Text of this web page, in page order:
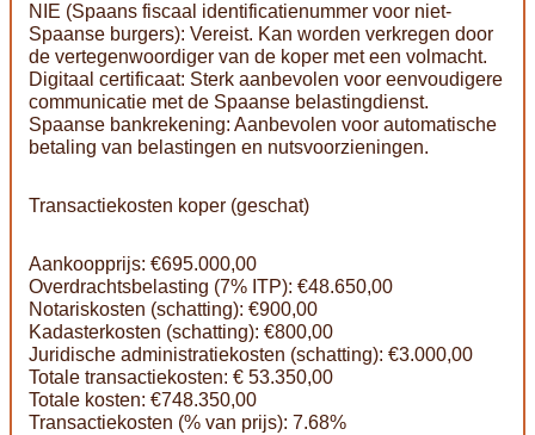
NIE (Spaans fiscaal identificatienummer voor niet-
Spaanse burgers): Vereist. Kan worden verkregen door
de vertegenwoordiger van de koper met een volmacht.
Digitaal certificaat: Sterk aanbevolen voor eenvoudigere
communicatie met de Spaanse belastingdienst.
Spaanse bankrekening: Aanbevolen voor automatische
betaling van belastingen en nutsvoorzieningen.
Transactiekosten koper (geschat)
Aankoopprijs: €695.000,00
Overdrachtsbelasting (7% ITP): €48.650,00
Notariskosten (schatting): €900,00
Kadasterkosten (schatting): €800,00
Juridische administratiekosten (schatting): €3.000,00
Totale transactiekosten: € 53.350,00
Totale kosten: €748.350,00
Transactiekosten (% van prijs): 7.68%